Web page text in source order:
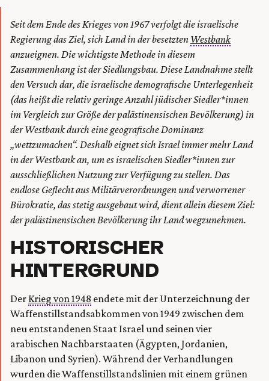
Seit dem Ende des Krieges von 1967 verfolgt die israelische
Regierung das Ziel, sich Land in der besetzten Westbank
anzueignen. Die wichtigste Methode in diesem
Zusammenhang ist der Siedlungsbau. Diese Landnahme stellt
den Versuch dar, die israelische demografische Unterlegenheit
(das heißt die relativ geringe Anzahl jüdischer Siedler*innen
im Vergleich zur Größe der palästinensischen Bevölkerung) in
der Westbank durch eine geografische Dominanz
„wettzumachen“. Deshalb eignet sich Israel immer mehr Land
in der Westbank an, um es israelischen Siedler*innen zur
ausschließlichen Nutzung zur Verfügung zu stellen. Das
endlose Geflecht aus Militärverordnungen und verworrener
Bürokratie, das stetig ausgebaut wird, dient allein diesem Ziel:
der palästinensischen Bevölkerung ihr Land wegzunehmen.
HISTORISCHER
HINTERGRUND
Der Krieg von 1948 endete mit der Unterzeichnung der
Waffenstillstandsabkommen von 1949 zwischen dem
neu entstandenen Staat Israel und seinen vier
arabischen Nachbarstaaten (Ägypten, Jordanien,
Libanon und Syrien). Während der Verhandlungen
wurden die Waffenstillstandslinien mit einem grünen